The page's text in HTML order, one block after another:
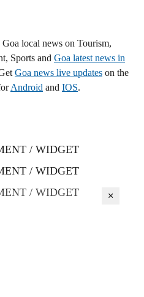
Goa local news on Tourism,
Sports and Goa latest news in
Goa news live updates on the
Android and IOS.
/ WIDGET
/ WIDGET
/ WIDGET
×